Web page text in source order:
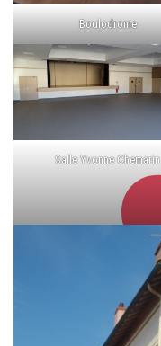
Boulodrome
Salle Yvonne Chemarin